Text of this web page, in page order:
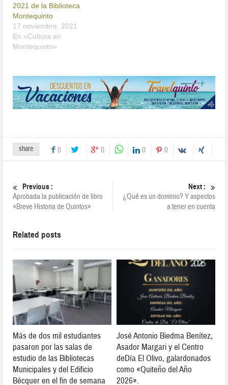
2021 de la Biblioteca
Montequinto
17 noviembre, 2021
En «Cultura en
Montequinto»
share 0 0 0 0
Previous :
Aprobada la publicación de libro
«Breve Historia de Quintos»
Next :
¿Qué es un dominio? Y aspectos
a tener en cuenta
Related posts
Más de dos mil estudiantes
pasaron por las salas de
estudio de las Bibliotecas
Municipales y del Edificio
Bécquer en el fin de semana
José Antonio Biedma Benítez,
Asador Margari y el Centro
deDía El Olivo, galardonados
como «Quiteño del Año
2026».